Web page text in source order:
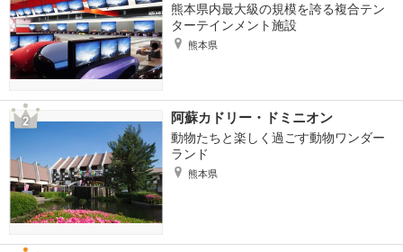
熊本県内最大級の規模を誇る複合テン
ターテインメント施設
熊本県
阿蘇カドリー・ドミニオン
動物たちと楽しく過ごす動物ワンダー
ランド
熊本県